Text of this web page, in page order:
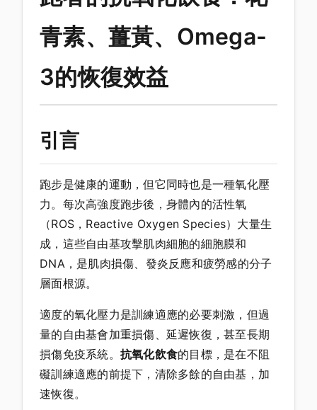
青素、薑黃、Omega-
3的恢復效益
引言
跑步是健康的運動，但它同時也是一種氧化壓
力。每次高強度跑步後，身體內的活性氧
（ROS，Reactive Oxygen Species）大量生
成，這些自由基攻擊肌肉細胞的細胞膜和
DNA，是肌肉損傷、發炎反應和疲勞感的分子
層面根源。
適度的氧化壓力是訓練適應的必要刺激，但過
量的自由基會加重損傷、延遲恢復，甚至長期
損傷免疫系統。 抗氧化飲食的目標，是在不阻
礙訓練適應的前提下，清除多餘的自由基，加
速恢復。